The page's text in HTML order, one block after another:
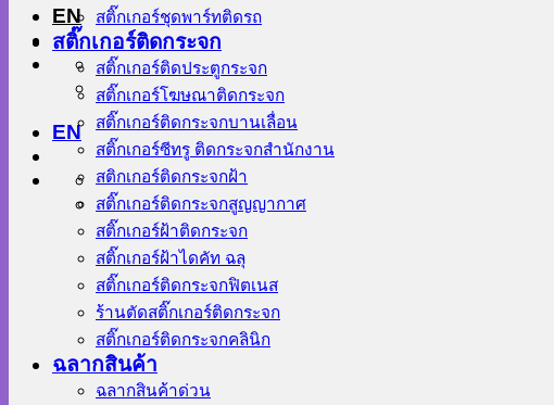
EN
EN
สติ๊กเกอร์ชุดพาร์ทติดรถ
สติ๊กเกอร์ติดกระจก
สติ๊กเกอร์ติดประตูกระจก
สติ๊กเกอร์โฆษณาติดกระจก
สติ๊กเกอร์ติดกระจกบานเลื่อน
สติ๊กเกอร์ซีทรู ติดกระจกสำนักงาน
สติกเกอร์ติดกระจกฝ้า
สติ๊กเกอร์ติดกระจกสูญญากาศ
สติ๊กเกอร์ฝ้าติดกระจก
สติ๊กเกอร์ฝ้าไดคัท ฉลุ
สติ๊กเกอร์ติดกระจกฟิตเนส
ร้านตัดสติ๊กเกอร์ติดกระจก
สติ๊กเกอร์ติดกระจกคลินิก
ฉลากสินค้า
ฉลากสินค้าด่วน